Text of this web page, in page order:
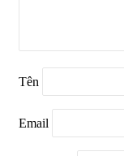
Tên
Email